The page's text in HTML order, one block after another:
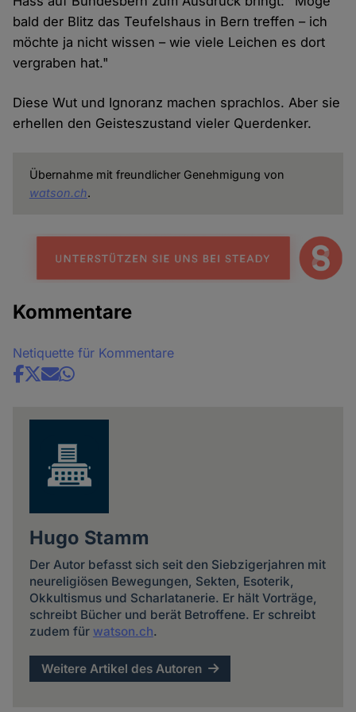
bald der Blitz das Teufelshaus in Bern treffen – ich
möchte ja nicht wissen – wie viele Leichen es dort
vergraben hat."
Diese Wut und Ignoranz machen sprachlos. Aber sie
erhellen den Geisteszustand vieler Querdenker.
Übernahme mit freundlicher Genehmigung von
watson.ch.
Kommentare
Netiquette für Kommentare
Share
Hugo Stamm
Der Autor befasst sich seit den Siebzigerjahren mit
neureligiösen Bewegungen, Sekten, Esoterik,
Okkultismus und Scharlatanerie. Er hält Vorträge,
schreibt Bücher und berät Betroffene. Er schreibt
zudem für watson.ch.
Weitere Artikel des Autoren